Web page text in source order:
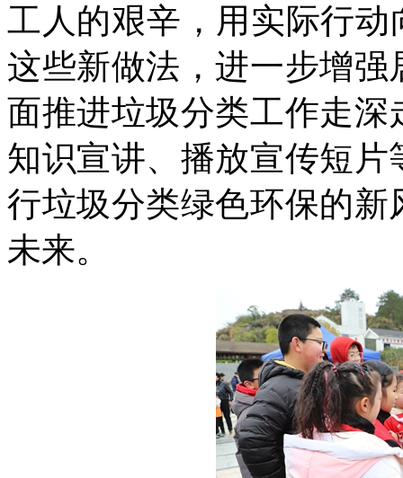
工人的艰辛，用实际行
这些新做法，进一步增
面推进垃圾分类工作走
知识宣讲、播放宣传短
行垃圾分类绿色环保的
未来。